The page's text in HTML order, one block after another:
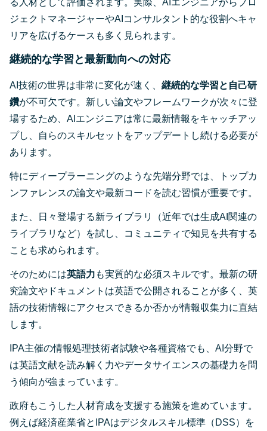
る人材として評価されます。実際、AIエンジニアからプロ
ジェクトマネージャーやAIコンサルタント的な役割へキャ
リアを広げるケースも多く見られます。
継続的な学習と最新動向への対応
AI技術の世界は非常に変化が速く、 継続的な学習と自己研
鑽が不可欠です。新しい論文やフレームワークが次々に登
場するため、AIエンジニアは常に最新情報をキャッチアッ
プし、自らのスキルセットをアップデートし続ける必要が
あります。
特にディープラーニングのような先端分野では、トップカ
ンファレンスの論文や最新コードを読む習慣が重要です。
また、日々登場する新ライブラリ（近年では生成AI関連の
ライブラリなど）を試し、コミュニティで知見を共有する
ことも求められます。
そのためには英語力 も実質的な必須スキルです。最新の研
究論文やドキュメントは英語で公開されることが多く、英
語の技術情報にアクセスできるか否かが情報収集力に直結
します。
IPA主催の情報処理技術者試験や各種資格でも、AI分野で
は英語文献を読み解く力やデータサイエンスの基礎力を問
う傾向が強まっています。
政府もこうした人材育成を支援する施策を進めています。
例えば経済産業省とIPAはデジタルスキル標準（DSS）を